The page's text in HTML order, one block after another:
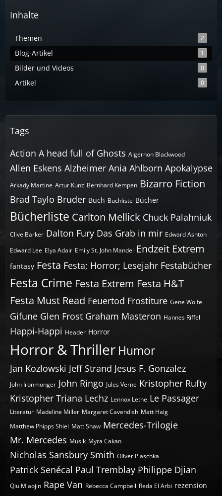
Inhalte
Themen 2
Blog-Artikel 1
Bilder und Videos 0
Artikel 0
Tags
Action A head full of Ghosts Algernon Blackwood
Allen Eskens Alzheimer Ania Ahlborn Apokalypse
Arkady Martine Artur Kunz Bernhard Kempen Bizarro Fiction
Brad Taylo Bruder Buch Buchliste Bücher
Bücherliste Carlton Mellick Chuck Palahniuk
Clive Barker Dalton Fury Das Grab in mir Edward Ashton
Edward Lee Elya Adair Emily St. John Mandel Endzeit Extrem
fantasy Festa Festa; Horror; Lesejahr Festabücher
Festa Crime Festa Extrem Festa H&T
Festa Must Read Feuertod Frostiture Gene Wolfe
Gifune Glen Frost Graham Masteron Hannes Riffel
Happi-Happi Header Horror
Horror & Thriller Humor
Jan Kozlowski Jeff Strand Jesus F. Gonzalez
John Ironmonger John Ringo Jules Verne Kristopher Rufty
Kristopher Triana Lechz Lennox Lethe Le Passager
Literatur Madeline Miller Margaret Cavendish Matt Haig
Matthew Phipps Shiel Matt Shaw Mercedes-Trilogie
Mr. Mercedes Musik Myra Cakan
Nicholas Sansbury Smith Oliver Plaschka
Patrick Senécal Paul Tremblay Philippe Djian
Qiu Miaojin Rape Van Rebecca Campbell Reda El Arbi rezension